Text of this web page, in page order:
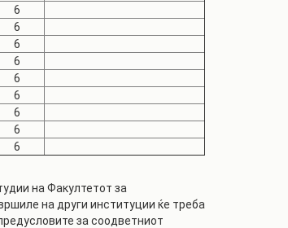
6
6
6
6
6
6
6
6
6
на Факултетот за
на други институции ќе треба
за соодветниот